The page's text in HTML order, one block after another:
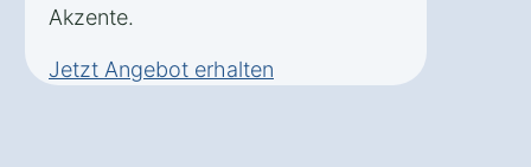
Akzente.
Jetzt Angebot erhalten